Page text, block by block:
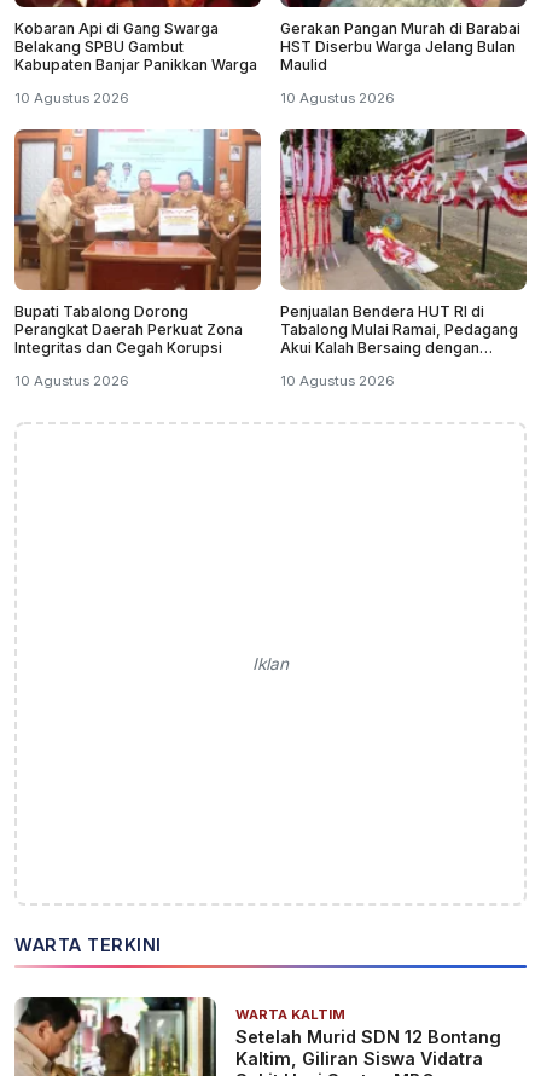
Kobaran Api di Gang Swarga
Belakang SPBU Gambut
Kabupaten Banjar Panikkan Warga
10 Agustus 2026
Gerakan Pangan Murah di Barabai
HST Diserbu Warga Jelang Bulan
Maulid
10 Agustus 2026
Bupati Tabalong Dorong
Perangkat Daerah Perkuat Zona
Integritas dan Cegah Korupsi
10 Agustus 2026
Penjualan Bendera HUT RI di
Tabalong Mulai Ramai, Pedagang
Akui Kalah Bersaing dengan
10 Agustus 2026
Iklan
WARTA TERKINI
WARTA KALTIM
Setelah Murid SDN 12 Bontang
Kaltim, Giliran Siswa Vidatra